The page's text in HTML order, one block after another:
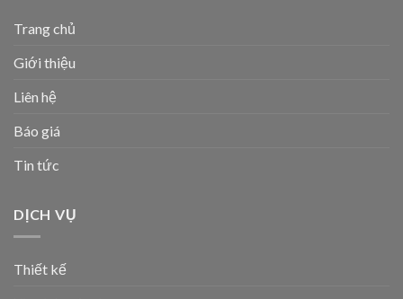
Trang chủ
Giới thiệu
Liên hệ
Báo giá
Tin tức
DỊCH VỤ
Thiết kế